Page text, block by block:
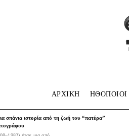
ΑΡΧΙΚΗ HΘΟΠΟΙΟΙ
σπάνια ιστορία από τη ζωή του “πατέρα”